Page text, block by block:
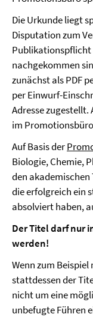
Die Urkunde liegt
Disputation zum
Publikationspflicht
nachgekommen
zunächst als PDF
per Einwurf-
Adresse zugestellt.
im
Auf Basis der
Biologie, Chemie,
den akademischen
die erfolgreich ein
absolviert haben,
Der Titel darf nur
werden!
Wenn zum Beispiel
stattdessen der
nicht um eine
unbefugte Führen